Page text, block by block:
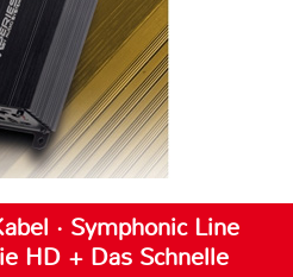
· Symphonic Line
HD + Das Schnelle